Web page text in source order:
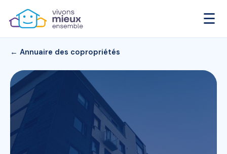
☰
← Annuaire des copropriétés